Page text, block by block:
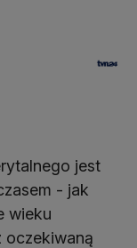
jest
- jak
wieku
oczekiwaną